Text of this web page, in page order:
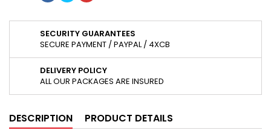
SECURITY GUARANTEES
SECURE PAYMENT / PAYPAL / 4XCB
DELIVERY POLICY
ALL OUR PACKAGES ARE INSURED
DESCRIPTION PRODUCT DETAILS